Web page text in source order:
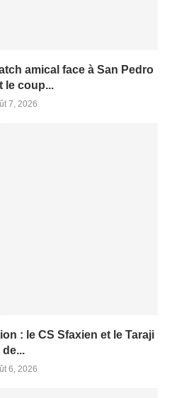
amical face à San Pedro
le coup...
7, 2026
: le CS Sfaxien et le Taraji
de...
6, 2026